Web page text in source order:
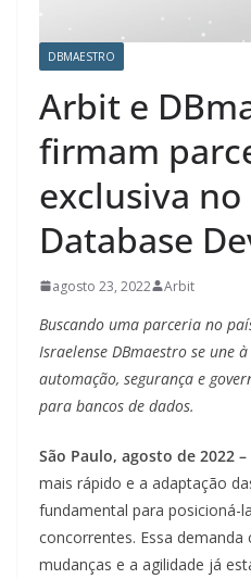
DBMAESTRO
Arbit e
firmam
exclusiva
Database
agosto 23, 2022 Arbit
Buscando uma parceria no
Israelense DBmaestro se une
automação, segurança e
para bancos de dados.
São Paulo, agosto de 2022 –
mais rápido e a adaptação
fundamental para posicioná-
concorrentes. Essa
mudanças e a agilidade já